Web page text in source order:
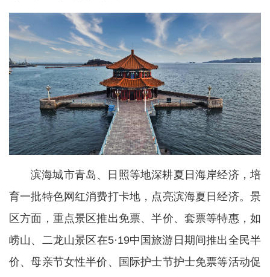
滨海城市青岛、日照等地深耕夏日海岸经济，培
育一批特色网红消费打卡地，点亮滨海夏日经济。景
区方面，重点景区推出免票、半价、套票等特惠，如
崂山、二龙山景区在5·19中国旅游日期间推出全民半
价、母亲节女性半价、国际护士节护士免票等活动促